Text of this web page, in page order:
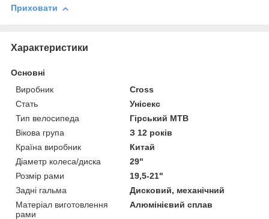
Приховати
Характеристики
Основні
Виробник
Cross
Стать
Унісекс
Тип велосипеда
Гірський MTB
Вікова група
З 12 років
Країна виробник
Китай
Діаметр колеса/диска
29"
Розмір рами
19,5-21"
Задні гальма
Дисковий, механічний
Матеріал виготовлення
рами
Алюмінієвий сплав